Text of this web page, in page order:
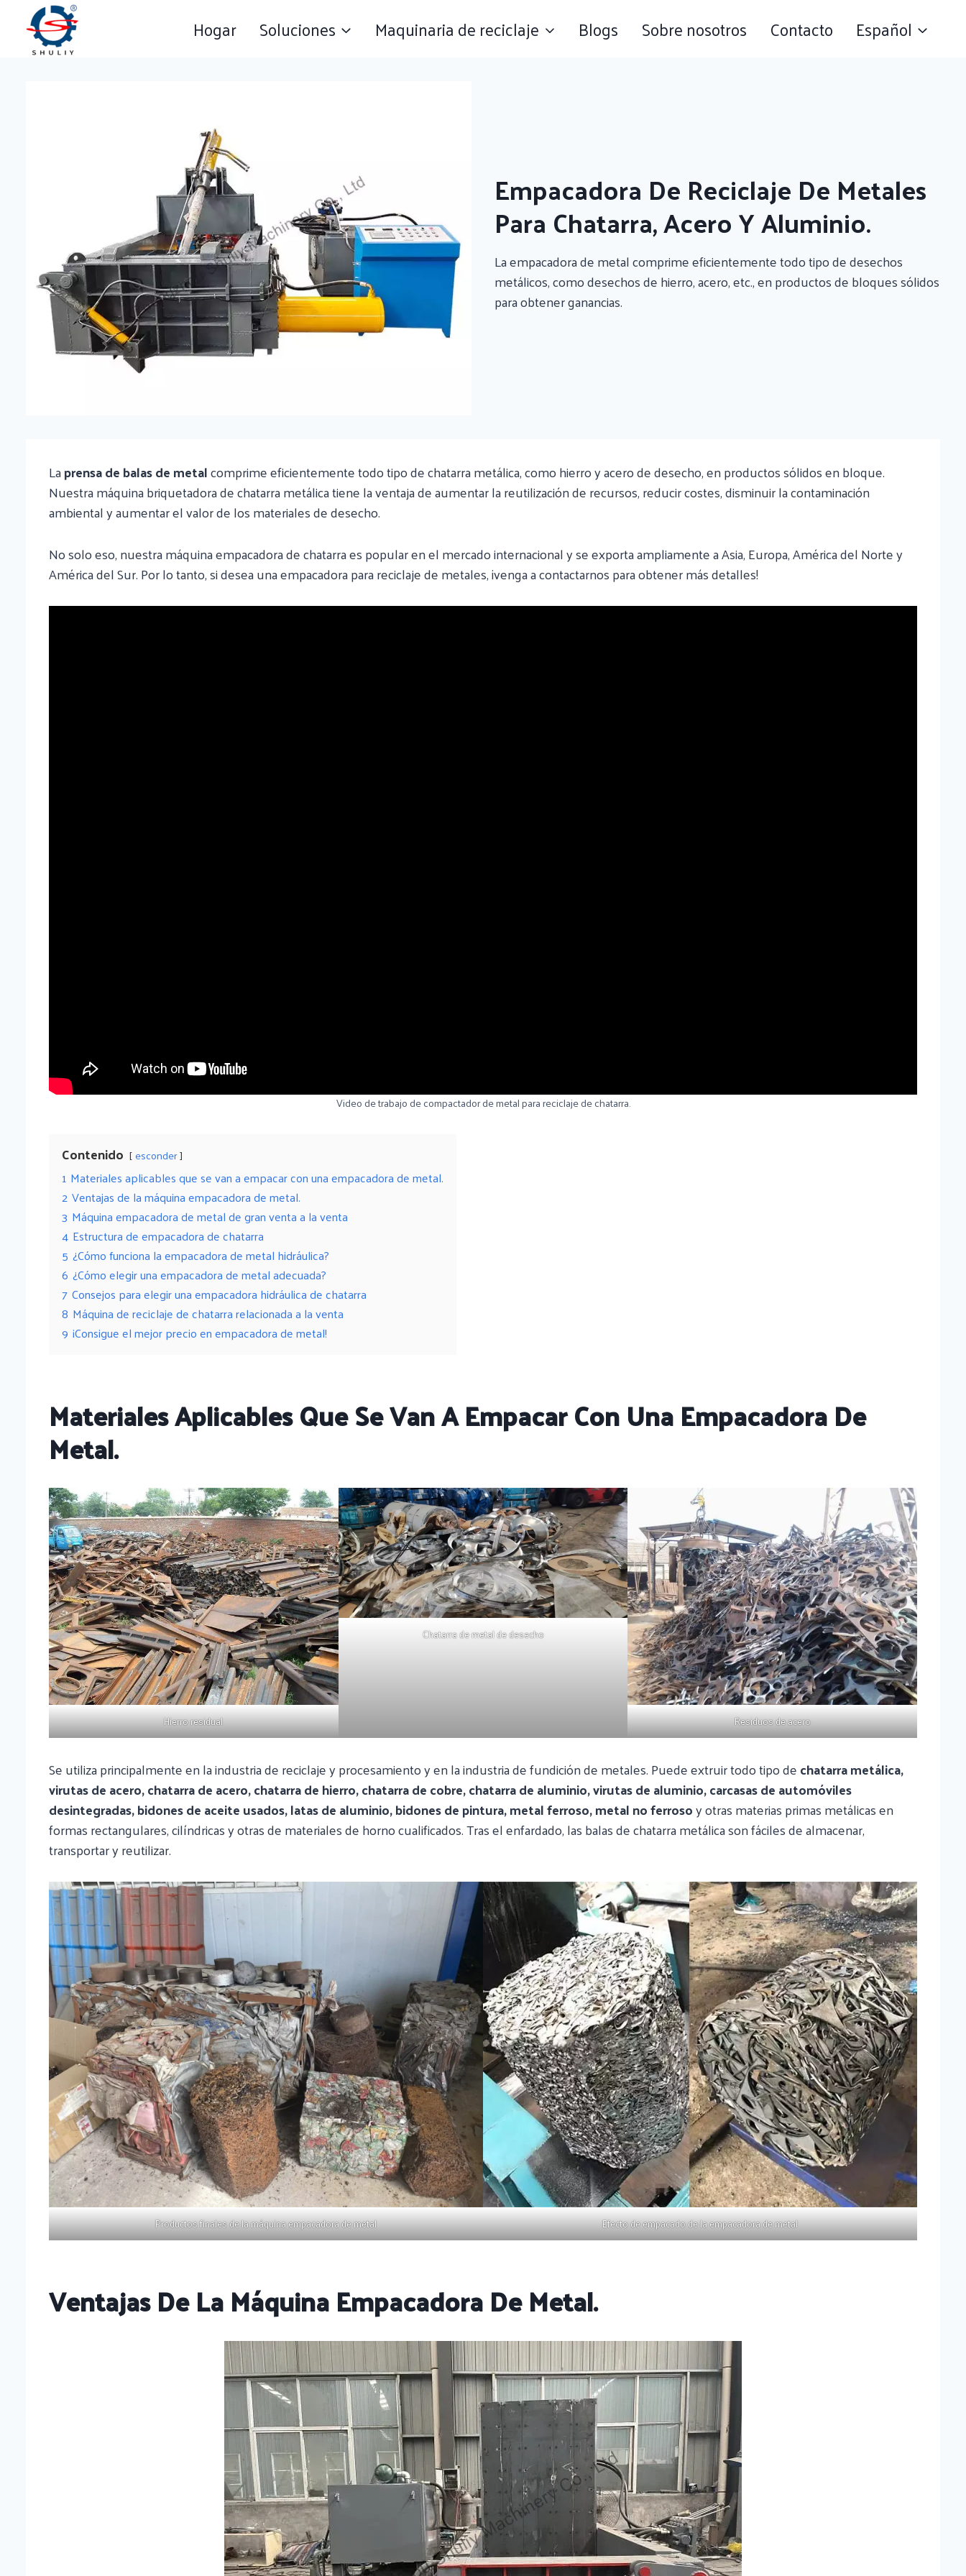
contenido
Hogar Soluciones Maquinaria de reciclaje Blogs Sobre nosotros Contacto Español
Empacadora De Reciclaje De Metales
Para Chatarra, Acero Y Aluminio.
La empacadora de metal comprime eficientemente todo tipo de desechos
metálicos, como desechos de hierro, acero, etc., en productos de bloques sólidos
para obtener ganancias.
Laprensa de balas de metalcomprime eficientemente todo tipo de chatarra metálica, como hierro y acero de desecho, en productos sólidos en bloque.
Nuestra máquina briquetadora de chatarra metálica tiene la ventaja de aumentar la reutilización de recursos, reducir costes, disminuir la contaminación
ambiental y aumentar el valor de los materiales de desecho.
No solo eso, nuestra máquina empacadora de chatarra es popular en el mercado internacional y se exporta ampliamente a Asia, Europa, América del Norte y
América del Sur. Por lo tanto, si desea una empacadora para reciclaje de metales, ¡venga a contactarnos para obtener más detalles!
Video de trabajo de compactador de metal para reciclaje de chatarra.
Contenido esconder
1 Materiales aplicables que se van a empacar con una empacadora de metal.
2 Ventajas de la máquina empacadora de metal.
3 Máquina empacadora de metal de gran venta a la venta
4 Estructura de empacadora de chatarra
5 ¿Cómo funciona la empacadora de metal hidráulica?
6 ¿Cómo elegir una empacadora de metal adecuada?
7 Consejos para elegir una empacadora hidráulica de chatarra
8 Máquina de reciclaje de chatarra relacionada a la venta
9 ¡Consigue el mejor precio en empacadora de metal!
Materiales Aplicables Que Se Van A Empacar Con Una Empacadora De
Metal.
Hierro residual
Chatarra de metal de desecho
Residuos de acero
Se utiliza principalmente en la industria de reciclaje y procesamiento y en la industria de fundición de metales. Puede extruir todo tipo dechatarra metálica,
virutas de acero, chatarra de acero, chatarra de hierro, chatarra de cobre, chatarra de aluminio, virutas de aluminio, carcasas de automóviles
desintegradas, bidones de aceite usados, latas de aluminio, bidones de pintura, metal ferroso, metal no ferrosoy otras materias primas metálicas en
formas rectangulares, cilíndricas y otras de materiales de horno cualificados. Tras el enfardado, las balas de chatarra metálica son fáciles de almacenar,
transportar y reutilizar.
Productos finales de la máquina empacadora de metal Efecto de empacado de la empacadora de metal
Ventajas De La Máquina Empacadora De Metal.